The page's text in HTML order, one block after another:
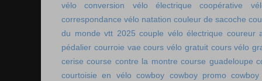
vélo
conversion vélo électrique
coopérative
correspondance vélo natation couleur de sacoche
du monde vtt 2025 couple vélo électrique coureur
pédalier courroie vae cours vélo gratuit cours vélo
cerise course contre la montre course guadeloupe
courtoisie en vélo cowboy cowboy promo